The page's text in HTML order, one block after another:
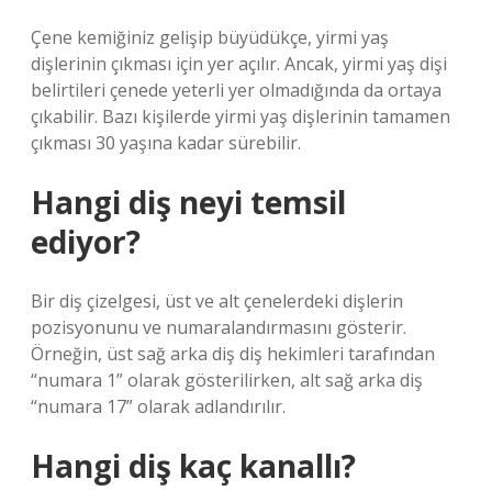
Çene kemiğiniz gelişip büyüdükçe, yirmi yaş
dişlerinin çıkması için yer açılır. Ancak, yirmi yaş dişi
belirtileri çenede yeterli yer olmadığında da ortaya
çıkabilir. Bazı kişilerde yirmi yaş dişlerinin tamamen
çıkması 30 yaşına kadar sürebilir.
Hangi diş neyi temsil
ediyor?
Bir diş çizelgesi, üst ve alt çenelerdeki dişlerin
pozisyonunu ve numaralandırmasını gösterir.
Örneğin, üst sağ arka diş diş hekimleri tarafından
“numara 1” olarak gösterilirken, alt sağ arka diş
“numara 17” olarak adlandırılır.
Hangi diş kaç kanallı?